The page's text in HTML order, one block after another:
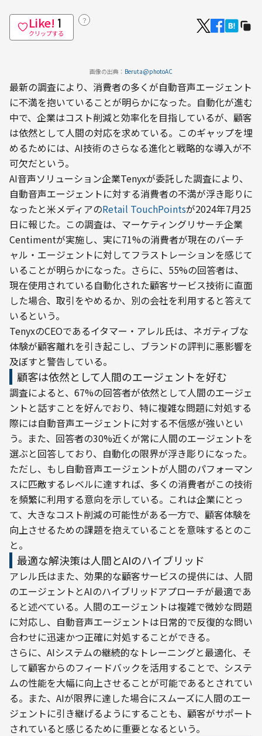
Like! 1
クリップする
？
画像の出典： Beruta@photoAC
最新の調査により、消費者の多くが自動音声エージェント
に不満を抱いていることが明らかになった。自動化が進む
中で、企業はコスト削減と効率化を目指しているが、顧客
は依然として人間の対応を求めている。このギャップを埋
めるためには、AI技術のさらなる進化と戦略的な導入が不
可欠だという。
AI音声ソリューション企業Tenyxが委託した調査により、
自動音声エージェントに対する消費者の不満が浮き彫りに
なったと米メディアのRetail TouchPointsが2024年7月25
日に報じた。この調査は、マーケティングリサーチ企業
Centimentが実施し、実に71%の消費者が現在のバーチ
ャル・エージェントに対してフラストレーションを感じて
いることが明らかになった。さらに、55%の回答者は、
現在使用されている自動化された顧客サービス技術に直面
した場合、取引をやめるか、別の会社を利用すると答えて
いるという。
TenyxのCEOであるイタマー・アレル氏は、ネガティブな
体験が顧客離れを引き起こし、ブランドの評判に悪影響を
及ぼすと警告している。
顧客は依然として人間のエージェントを好む
調査によると、67%の回答者が依然として人間のエージェ
ントと話すことを好んでおり、特に複雑な問題に対処する
際には自動音声エージェントに対する不信感が強いとい
う。また、回答者の30%近くが常に人間のエージェントを
選ぶと回答しており、自動化の限界が浮き彫りになった。
ただし、もし自動音声エージェントが人間のパフォーマン
スに匹敵するレベルに達すれば、多くの消費者がこの技術
を頻繁に利用する意向を示している。これは企業にとっ
て、大きなコスト削減の可能性がある一方で、顧客体験を
向上させるための課題を抱えていることを意味するとのこ
と。
最適な解決策は人間とAIのハイブリッド
アレル氏はまた、効果的な顧客サービスの提供には、人間
のエージェントとAIのハイブリッドアプローチが最適であ
ると述べている。人間のエージェントは複雑で微妙な問題
に対応し、自動音声エージェントは日常的で反復的な問い
合わせに迅速かつ正確に対処することができる。
さらに、AIシステムの継続的なトレーニングと最適化、そ
して顧客からのフィードバックを活用することで、システ
ムの性能を大幅に向上させることが可能であるとされてい
る。また、AIが限界に達した場合にスムーズに人間のエー
ジェントに引き継げるようにすることも、顧客がサポート
されていると感じるために重要となるという。